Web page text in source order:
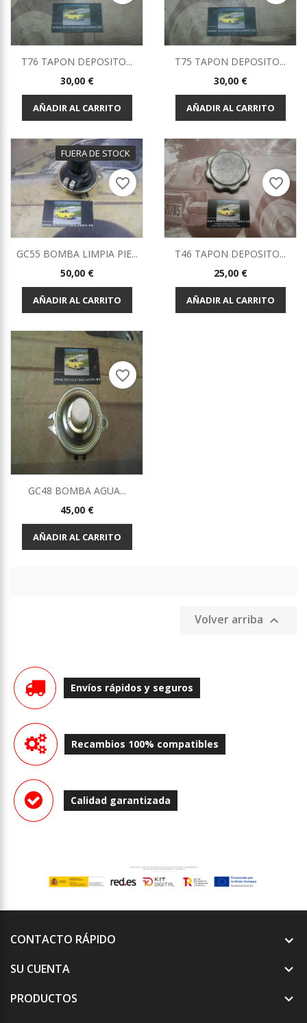
T76 TAPON DEPOSITO...
Precio
30,00 €
AÑADIR AL CARRITO
T75 TAPON DEPOSITO...
Precio
30,00 €
AÑADIR AL CARRITO
FUERA DE STOCK
GC55 BOMBA LIMPIA PIE...
Precio
50,00 €
AÑADIR AL CARRITO
favorite_border
T46 TAPON DEPOSITO...
Precio
25,00 €
AÑADIR AL CARRITO
favorite_border
GC48 BOMBA AGUA...
Precio
45,00 €
AÑADIR AL CARRITO
favorite_border
Volver arriba 
Envíos rápidos y seguros
Recambios 100% compatibles
Calidad garantizada
CONTACTO RÁPIDO
SU CUENTA

PRODUCTOS 